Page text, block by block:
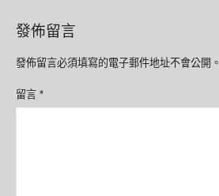
發佈留言
發佈留言必須填寫的電子郵件地址不會公開。
留言 *